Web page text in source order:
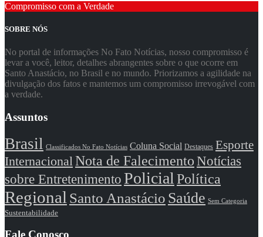
Compromisso com a Verdade
SOBRE NÓS
No portal de informações No Fato Notícias, nosso compromisso é
levar a você, leitor, detalhes abrangentes sobre o que ocorre em
Santo Anastácio, no Brasil e no mundo. Priorizamos a agilidade na
divulgação dos fatos e mantemos um compromisso irrevogável com
a verdade.
Assuntos
Brasil Classificados No Fato Notícias Coluna Social Destaques Esporte
Internacional Nota de FalecimentoNotícias
sobre Entretenimento Policial Política
Regional Santo Anastácio Saúde Sem Categoria
Sustentabilidade